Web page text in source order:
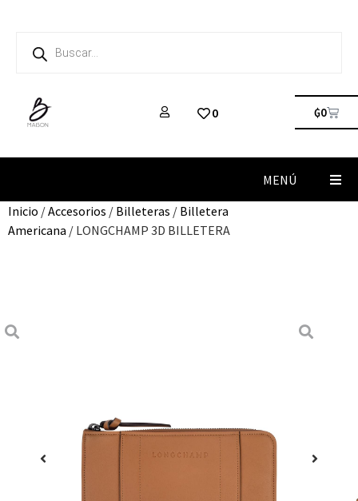
0 ₲0
MENÚ
Inicio /Accesorios / Billeteras / Billetera
Americana / LONGCHAMP 3D BILLETERA